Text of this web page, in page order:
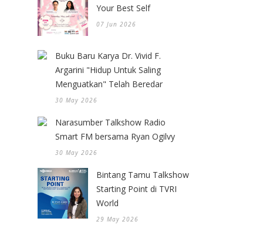
Your Best Self
07 Jun 2026
Buku Baru Karya Dr. Vivid F.
Argarini "Hidup Untuk Saling
Menguatkan" Telah Beredar
30 May 2026
Narasumber Talkshow Radio
Smart FM bersama Ryan Ogilvy
30 May 2026
Bintang Tamu Talkshow
Starting Point di TVRI
World
29 May 2026